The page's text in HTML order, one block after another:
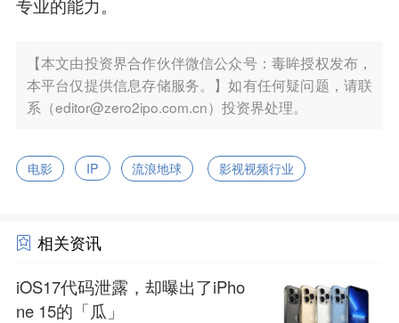
专业的能力。
【本文由投资界合作伙伴微信公众号：毒眸授权发布，
本平台仅提供信息存储服务。】如有任何疑问题，请联
系（editor@zero2ipo.com.cn）投资界处理。
电影 IP 流浪地球 影视视频行业
相关资讯
iOS17代码泄露，却曝出了iPho
ne 15的「瓜」